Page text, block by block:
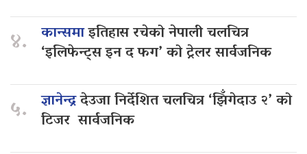
४. कान्समाइतिहास रचेको नेपाली चलचित्र
‘इलिफेन्ट्स इन द फग’ को ट्रेलर सार्वजनिक
५. ज्ञानेन्द्रदेउजा निर्देशित चलचित्र ‘झिँगेदाउ २’ को
टिजर सार्वजनिक